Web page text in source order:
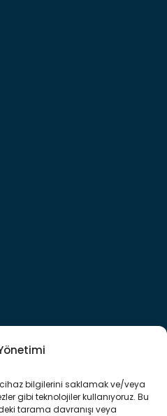
bilgilerini saklamak ve/veya
gibi teknolojiler kullanıyoruz. Bu
tarama davranışı veya